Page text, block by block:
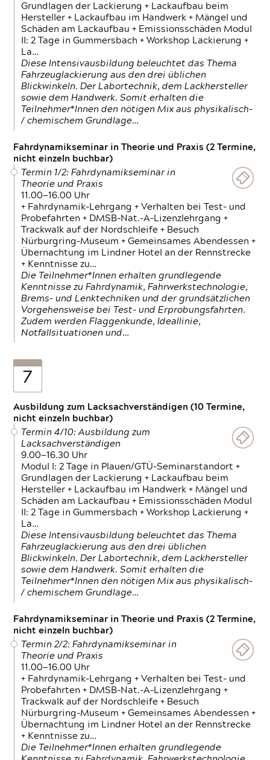
Grundlagen der Lackierung + Lackaufbau beim
Hersteller + Lackaufbau im Handwerk + Mängel und
Schäden am Lackaufbau + Emissionsschäden Modul
II: 2 Tage in Gummersbach + Workshop Lackierung +
La…
Diese Intensivausbildung beleuchtet das Thema
Fahrzeuglackierung aus den drei üblichen
Blickwinkeln. Der Labortechnik, dem Lackhersteller
sowie dem Handwerk. Somit erhalten die
Teilnehmer*Innen den nötigen Mix aus physikalisch-
/ chemischem Grundlage…
Fahrdynamikseminar in Theorie und Praxis (2 Termine,
nicht einzeln buchbar)
Termin 1/2: Fahrdynamikseminar in
Theorie und Praxis
11.00—16.00 Uhr
+ Fahrdynamik-Lehrgang + Verhalten bei Test- und
Probefahrten + DMSB-Nat.-A-Lizenzlehrgang +
Trackwalk auf der Nordschleife + Besuch
Nürburgring-Museum + Gemeinsames Abendessen +
Übernachtung im Lindner Hotel an der Rennstrecke
+ Kenntnisse zu…
Die Teilnehmer*Innen erhalten grundlegende
Kenntnisse zu Fahrdynamik, Fahrwerkstechnologie,
Brems- und Lenktechniken und der grundsätzlichen
Vorgehensweise bei Test- und Erprobungsfahrten.
Zudem werden Flaggenkunde, Ideallinie,
Notfallsituationen und…
7
Ausbildung zum Lacksachverständigen (10 Termine,
nicht einzeln buchbar)
Termin 4/10: Ausbildung zum
Lacksachverständigen
9.00—16.30 Uhr
Modul I: 2 Tage in Plauen/GTÜ-Seminarstandort +
Grundlagen der Lackierung + Lackaufbau beim
Hersteller + Lackaufbau im Handwerk + Mängel und
Schäden am Lackaufbau + Emissionsschäden Modul
II: 2 Tage in Gummersbach + Workshop Lackierung +
La…
Diese Intensivausbildung beleuchtet das Thema
Fahrzeuglackierung aus den drei üblichen
Blickwinkeln. Der Labortechnik, dem Lackhersteller
sowie dem Handwerk. Somit erhalten die
Teilnehmer*Innen den nötigen Mix aus physikalisch-
/ chemischem Grundlage…
Fahrdynamikseminar in Theorie und Praxis (2 Termine,
nicht einzeln buchbar)
Termin 2/2: Fahrdynamikseminar in
Theorie und Praxis
11.00—16.00 Uhr
+ Fahrdynamik-Lehrgang + Verhalten bei Test- und
Probefahrten + DMSB-Nat.-A-Lizenzlehrgang +
Trackwalk auf der Nordschleife + Besuch
Nürburgring-Museum + Gemeinsames Abendessen +
Übernachtung im Lindner Hotel an der Rennstrecke
+ Kenntnisse zu…
Die Teilnehmer*Innen erhalten grundlegende